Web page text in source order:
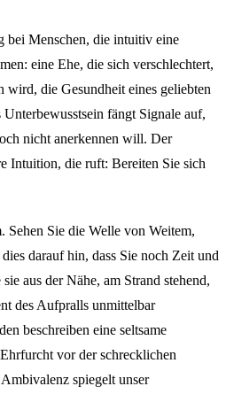
bei Menschen, die intuitiv eine
eine Ehe, die sich verschlechtert,
wird, die Gesundheit eines geliebten
fängt Signale auf,
nicht anerkennen will. Der
Intuition, die ruft: Bereiten Sie sich
Sehen Sie die Welle von Weitem,
darauf hin, dass Sie noch Zeit und
aus der Nähe, am Strand stehend,
des Aufpralls unmittelbar
beschreiben eine seltsame
vor der schrecklichen
spiegelt unser